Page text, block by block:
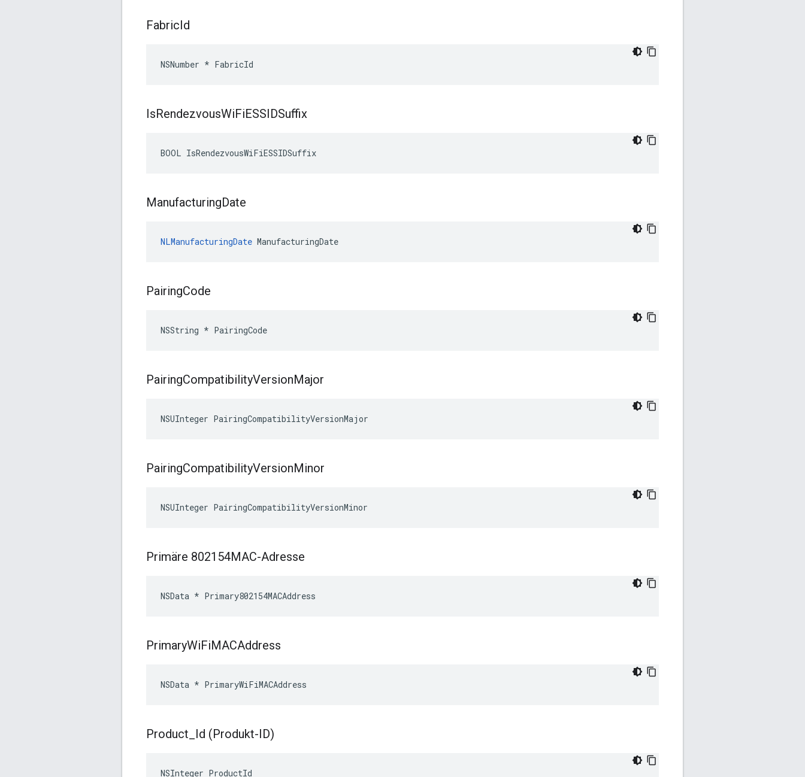
FabricId
NSNumber * FabricId
IsRendezvousWiFiESSIDSuffix
BOOL IsRendezvousWiFiESSIDSuffix
ManufacturingDate
NLManufacturingDate ManufacturingDate
PairingCode
NSString * PairingCode
PairingCompatibilityVersionMajor
NSUInteger PairingCompatibilityVersionMajor
PairingCompatibilityVersionMinor
NSUInteger PairingCompatibilityVersionMinor
Primäre 802154MAC-Adresse
NSData * Primary802154MACAddress
PrimaryWiFiMACAddress
NSData * PrimaryWiFiMACAddress
Product Id (Produkt-ID)
NSInteger ProductId